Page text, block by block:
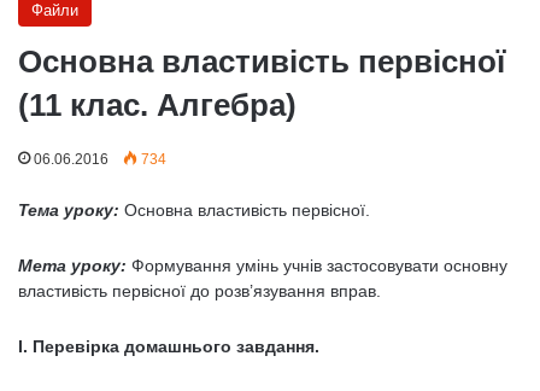
Файли
Основна властивість первісної
(11 клас. Алгебра)
06.06.2016 734
Тема уроку: Основна властивість первісної.
Мета уроку: Формування умінь учнів застосовувати основну
вла­стивість первісної до розв’язування вправ.
І. Перевірка домашнього завдання.